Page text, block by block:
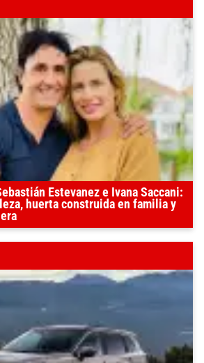
Estevanez e Ivana Saccani:
huerta construida en familia y